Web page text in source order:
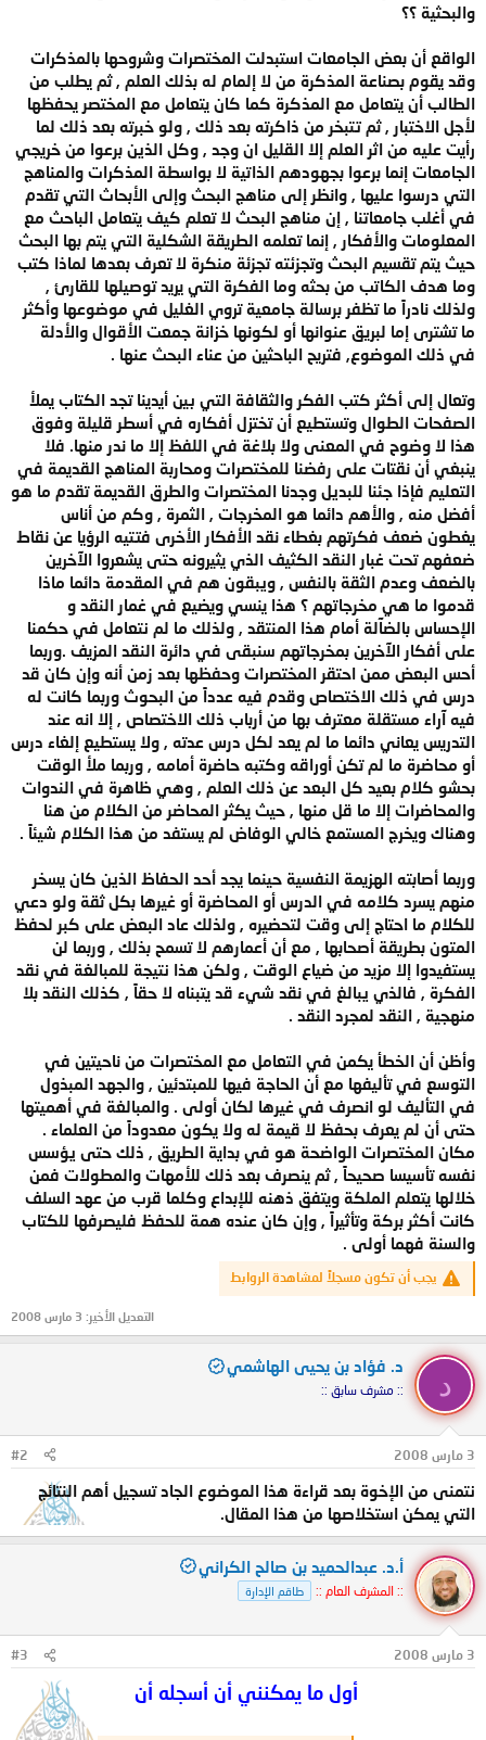
والبحثية ؟؟
الواقع أن بعض الجامعات استبدلت المختصرات وشروحها بالمذكرات
وقد يقوم بصناعة المذكرة من لا إلمام له بذلك العلم , ثم يطلب من
الطالب أن يتعامل مع المذكرة كما كان يتعامل مع المختصر يحفظها
لأجل الاختبار , ثم تتبخر من ذاكرته بعد ذلك , ولو خبرته بعد ذلك لما
رأيت عليه من اثر العلم إلا القليل ان وجد , وكل الذين برعوا من خريجي
الجامعات إنما برعوا بجهودهم الذاتية لا بواسطة المذكرات والمناهج
التي درسوا عليها , وانظر إلى مناهج البحث وإلى الأبحاث التي تقدم
في أغلب جامعاتنا , إن مناهج البحث لا تعلم كيف يتعامل الباحث مع
المعلومات والأفكار , إنما تعلمه الطريقة الشكلية التي يتم بها البحث
حيث يتم تقسيم البحث وتجزئته تجزئة منكرة لا تعرف بعدها لماذا كتب
وما هدف الكاتب من بحثه وما الفكرة التي يريد توصيلها للقارئ ,
ولذلك نادراً ما تظفر برسالة جامعية تروي الغليل في موضوعها وأكثر
ما تشترى إما لبريق عنوانها أو لكونها خزانة جمعت الأقوال والأدلة
في ذلك الموضوع, فتريح الباحثين من عناء البحث عنها .
وتعال إلى أكثر كتب الفكر والثقافة التي بين أيدينا تجد الكتاب يملأ
الصفحات الطوال وتستطيع أن تختزل أفكاره في أسطر قليلة وفوق
هذا لا وضوح في المعنى ولا بلاغة في اللفظ إلا ما ندر منها. فلا
ينبغي أن نقتات على رفضنا للمختصرات ومحاربة المناهج القديمة في
التعليم فإذا جئنا للبديل وجدنا المختصرات والطرق القديمة تقدم ما هو
أفضل منه , والأهم دائما هو المخرجات , الثمرة , وكم من أناس
يغطون ضعف فكرتهم بغطاء نقد الأفكار الأخرى فتتيه الرؤيا عن نقاط
ضعفهم تحت غبار النقد الكثيف الذي يثيرونه حتى يشعروا الآخرين
بالضعف وعدم الثقة بالنفس , ويبقون هم في المقدمة دائما ماذا
قدموا ما هي مخرجاتهم ؟ هذا ينسي ويضيع في غمار النقد و
الإحساس بالضآلة أمام هذا المنتقد , ولذلك ما لم نتعامل في حكمنا
على أفكار الآخرين بمخرجاتهم سنبقى في دائرة النقد المزيف .وربما
أحس البعض ممن احتقر المختصرات وحفظها بعد زمن أنه وإن كان قد
درس في ذلك الاختصاص وقدم فيه عدداً من البحوث وربما كانت له
فيه آراء مستقلة معترف بها من أرباب ذلك الاختصاص , إلا انه عند
التدريس يعاني دائما ما لم يعد لكل درس عدته , ولا يستطيع إلغاء درس
أو محاضرة ما لم تكن أوراقه وكتبه حاضرة أمامه , وربما ملأ الوقت
بحشو كلام بعيد كل البعد عن ذلك العلم , وهي ظاهرة في الندوات
والمحاضرات إلا ما قل منها , حيث يكثر المحاضر من الكلام من هنا
وهناك ويخرج المستمع خالي الوفاض لم يستفد من هذا الكلام شيئاً .
وربما أصابته الهزيمة النفسية حينما يجد أحد الحفاظ الذين كان يسخر
منهم يسرد كلامه في الدرس أو المحاضرة أو غيرها بكل ثقة ولو دعي
للكلام ما احتاج إلى وقت لتحضيره , ولذلك عاد البعض على كبر لحفظ
المتون بطريقة أصحابها , مع أن أعمارهم لا تسمح بذلك , وربما لن
يستفيدوا إلا مزيد من ضياع الوقت , ولكن هذا نتيجة للمبالغة في نقد
الفكرة , فالذي يبالغ في نقد شيء قد يتبناه لا حقاً , كذلك النقد بلا
منهجية , النقد لمجرد النقد .
وأظن أن الخطأ يكمن في التعامل مع المختصرات من ناحيتين في
التوسع في تأليفها مع أن الحاجة فيها للمبتدئين , والجهد المبذول
في التأليف لو انصرف في غيرها لكان أولى . والمبالغة في أهميتها
حتى أن لم يعرف بحفظ لا قيمة له ولا يكون معدوداً من العلماء .
مكان المختصرات الواضحة هو في بداية الطريق , ذلك حتى يؤسس
نفسه تأسيسا صحيحاً , ثم ينصرف بعد ذلك للأمهات والمطولات فمن
خلالها يتعلم الملكة ويتفق ذهنه للإبداع وكلما قرب من عهد السلف
كانت أكثر بركة وتأثيراً , وإن كان عنده همة للحفظ فليصرفها للكتاب
والسنة فهما أولى .
يجب أن تكون مسجلاً لمشاهدة الروابط
التعديل الأخير: 3 مارس 2008
د
د. فؤاد بن يحيى الهاشمي
:: مشرف سابق ::
3 مارس 2008 #2
نتمنى من الإخوة بعد قراءة هذا الموضوع الجاد تسجيل أهم النتائج
التي يمكن استخلاصها من هذا المقال.
أ.د. عبدالحميد بن صالح الكراني
:: المشرف العام :: طاقم الإدارة
3 مارس 2008 #3
أول ما يمكنني أن أسجله أن